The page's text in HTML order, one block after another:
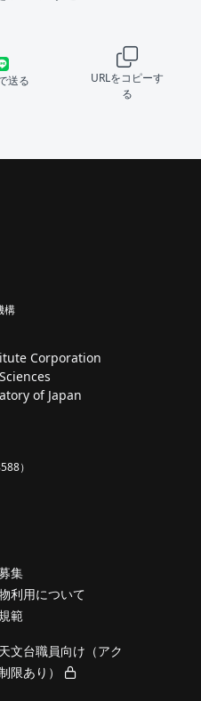
送る
URLをコピーす
る
構
Corporation
of Japan
）
集
利用について
範
文台職員向け（アク
限あり）